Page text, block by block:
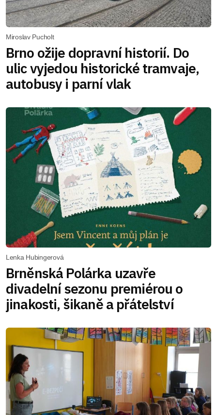
Miroslav Pucholt
Brno ožije dopravní historií. Do
ulic vyjedou historické tramvaje,
autobusy i parní vlak
Lenka Hubingerová
Brněnská Polárka uzavře
divadelní sezonu premiérou o
jinakosti, šikaně a přátelství